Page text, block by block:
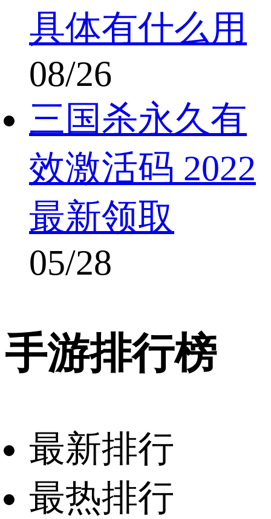
具体有什么用
08/26
三国杀永久有
效激活码 2022
最新领取
05/28
手游排行榜
最新排行
最热排行